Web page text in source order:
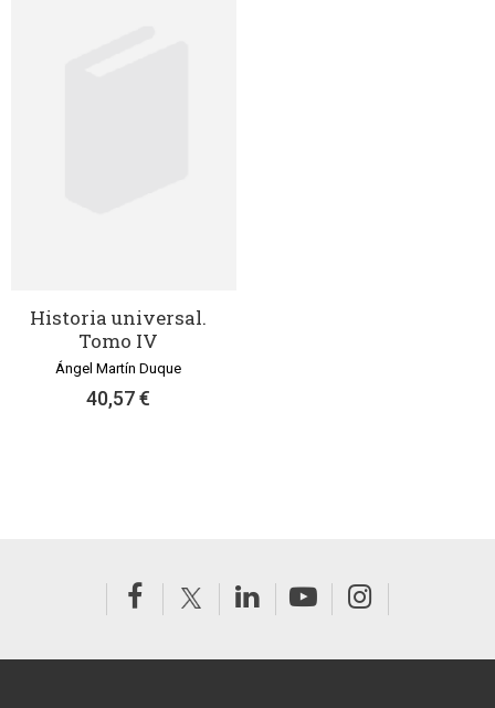
Historia universal.
Tomo IV
Ángel Martín Duque
40,57 €